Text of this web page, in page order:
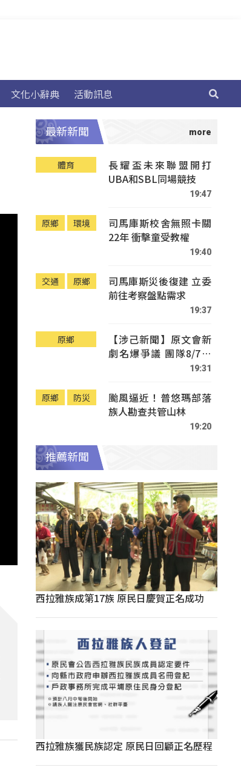
文化小辭典 活動訊息
最新新聞
體育
長耀盃未來聯盟開打
UBA和SBL同場競技
19:47
原鄉 環境
司馬庫斯校舍無照卡關
22年 衝擊童受教權
19:40
交通 原鄉
司馬庫斯災後復建 立委
前往考察盤點需求
19:37
原鄉
【涉己新聞】原文會新
劇名爆爭議 團隊8/7赴
19:31
原鄉 防災
颱風逼近！普悠瑪部落
族人勘查共管山林
19:20
推薦新聞
西拉雅族成第17族 原民日慶賀正名成功
西拉雅族獲民族認定 原民日回顧正名歷程